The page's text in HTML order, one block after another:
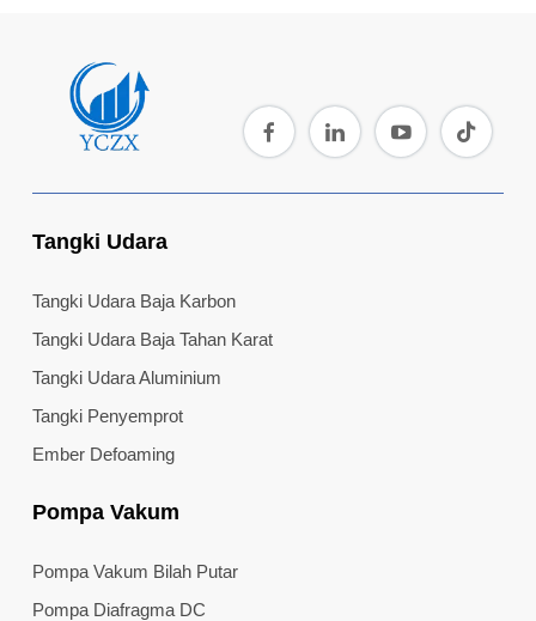
Tangki Udara
Tangki Udara Baja Karbon
Tangki Udara Baja Tahan Karat
Tangki Udara Aluminium
Tangki Penyemprot
Ember Defoaming
Pompa Vakum
Pompa Vakum Bilah Putar
Pompa Diafragma DC